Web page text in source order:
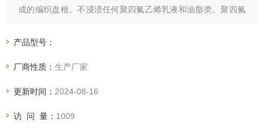
成的编织盘根。不浸渍任何聚四氟乙烯乳液和油脂类。聚四氟
在传热差，热膨胀系数大，有冷流等缺点。
产品型号：
厂商性质：生产厂家
更新时间： 2024-08-16
访 问 量： 1009